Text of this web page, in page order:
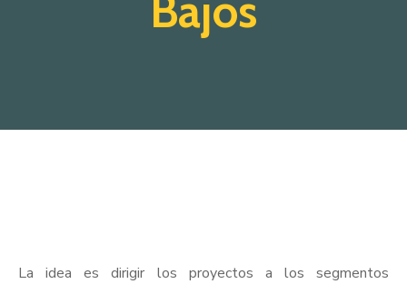
La idea es dirigir los proyectos a los segmentos